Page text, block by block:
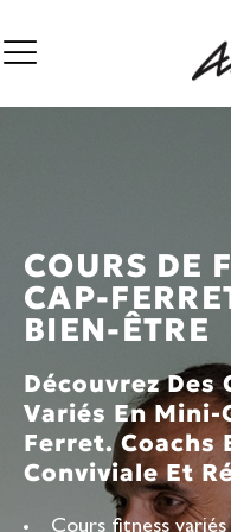
COURS DE
CAP-
BIEN-ÊTRE
Découvrez Des
Variés En Mini-
Ferret. Coachs
Conviviale Et